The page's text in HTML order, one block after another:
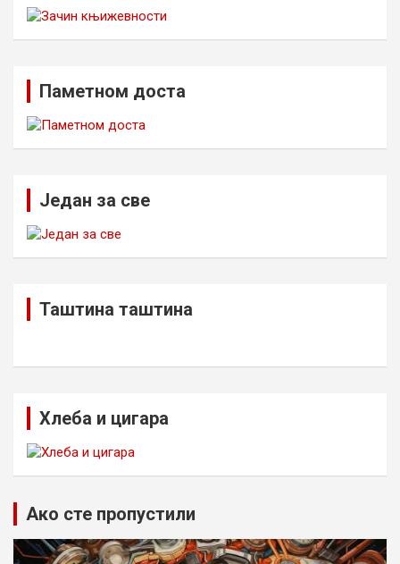
Паметном доста
Један за све
Таштина таштина
Хлеба и цигара
Ако сте пропустили